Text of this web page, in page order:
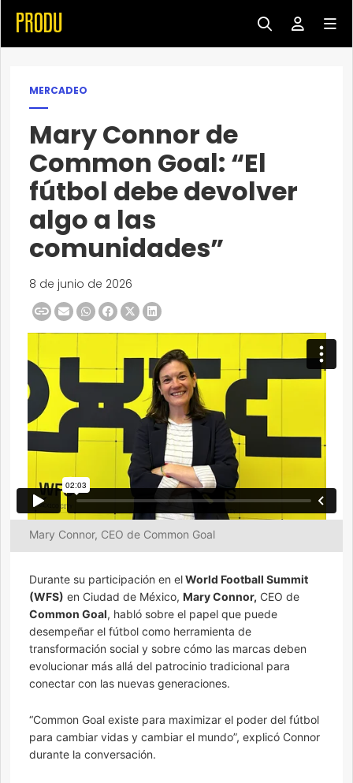
MERCADEO
Mary Connor de
Common Goal: “El
fútbol debe devolver
algo a las
comunidades”
8 de junio de 2026
Mary Connor, CEO de Common Goal
Durante su participación en elWorld Football Summit
(WFS) en Ciudad de México, Mary Connor, CEO de
Common Goal, habló sobre el papel que puede
desempeñar el fútbol como herramienta de
transformación social y sobre cómo las marcas deben
evolucionar más allá del patrocinio tradicional para
conectar con las nuevas generaciones.
“Common Goal existe para maximizar el poder del fútbol
para cambiar vidas y cambiar el mundo”, explicó Connor
durante la conversación.